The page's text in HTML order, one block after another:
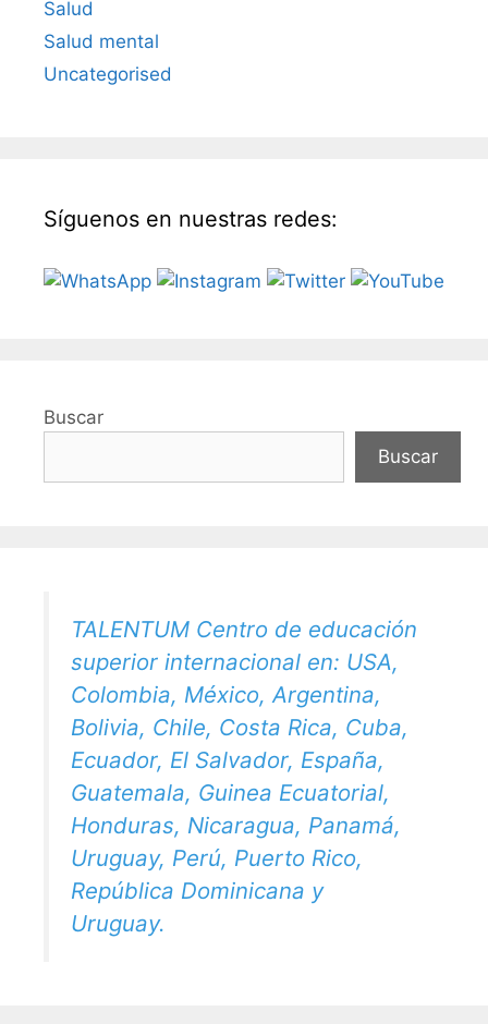
Salud
Salud mental
Uncategorised
Síguenos en nuestras redes:
Buscar
Buscar
TALENTUM Centro de educación
superior internacional en: USA,
Colombia, México, Argentina,
Bolivia, Chile, Costa Rica, Cuba,
Ecuador, El Salvador, España,
Guatemala, Guinea Ecuatorial,
Honduras, Nicaragua, Panamá,
Uruguay, Perú, Puerto Rico,
República Dominicana y
Uruguay.